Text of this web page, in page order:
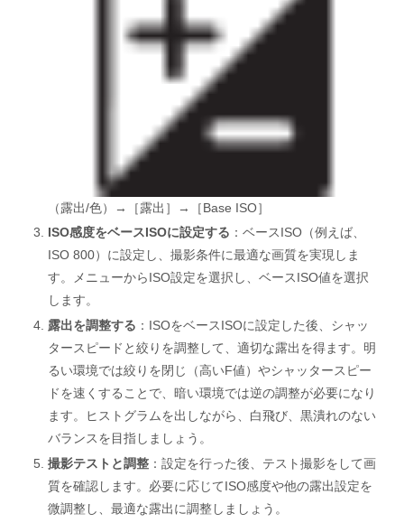
（露出/色）→［露出］→［Base ISO］
ISO感度をベースISOに設定する ：ベースISO（例えば、
ISO 800）に設定し、撮影条件に最適な画質を実現しま
す。メニューからISO設定を選択し、ベースISO値を選択
します。
露出を調整する ：ISOをベースISOに設定した後、シャッ
タースピードと絞りを調整して、適切な露出を得ます。明
るい環境では絞りを閉じ（高いF値）やシャッタースピー
ドを速くすることで、暗い環境では逆の調整が必要になり
ます。ヒストグラムを出しながら、白飛び、黒潰れのない
バランスを目指しましょう。
撮影テストと調整：設定を行った後、テスト撮影をして画
質を確認します。必要に応じてISO感度や他の露出設定を
微調整し、最適な露出に調整しましょう。